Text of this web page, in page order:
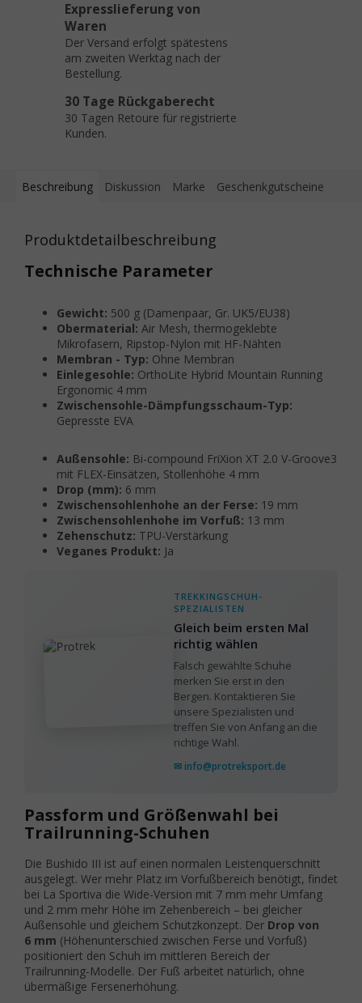
Expresslieferung von
Waren
Der Versand erfolgt spätestens
am zweiten Werktag nach der
Bestellung.
30 Tage Rückgaberecht
30 Tagen Retoure für registrierte
Kunden.
Beschreibung Diskussion Marke Geschenkgutscheine
Produktdetailbeschreibung
Technische Parameter
Gewicht: 500 g (Damenpaar, Gr. UK5/EU38)
Obermaterial: Air Mesh, thermogeklebte
Mikrofasern, Ripstop-Nylon mit HF-Nähten
Membran - Typ: Ohne Membran
Einlegesohle: OrthoLite Hybrid Mountain Running
Ergonomic 4 mm
Zwischensohle-Dämpfungsschaum-Typ:
Gepresste EVA
Außensohle: Bi-compound FriXion XT 2.0 V-Groove3
mit FLEX-Einsätzen, Stollenhöhe 4 mm
Drop (mm): 6 mm
Zwischensohlenhohe an der Ferse: 19 mm
Zwischensohlenhohe im Vorfuß: 13 mm
Zehenschutz: TPU-Verstärkung
Veganes Produkt: Ja
TREKKINGSCHUH-
SPEZIALISTEN
Gleich beim ersten Mal
richtig wählen
Falsch gewählte Schuhe
merken Sie erst in den
Bergen. Kontaktieren Sie
unsere Spezialisten und
treffen Sie von Anfang an die
richtige Wahl.
✉ info@protreksport.de
Passform und Größenwahl bei
Trailrunning-Schuhen
Die Bushido III ist auf einen normalen Leistenquerschnitt
ausgelegt. Wer mehr Platz im Vorfußbereich benötigt, findet
bei La Sportiva die Wide-Version mit 7 mm mehr Umfang
und 2 mm mehr Höhe im Zehenbereich – bei gleicher
Außensohle und gleichem Schutzkonzept. Der Drop von
6 mm (Höhenunterschied zwischen Ferse und Vorfuß)
positioniert den Schuh im mittleren Bereich der
Trailrunning-Modelle. Der Fuß arbeitet natürlich, ohne
übermäßige Fersenerhöhung.